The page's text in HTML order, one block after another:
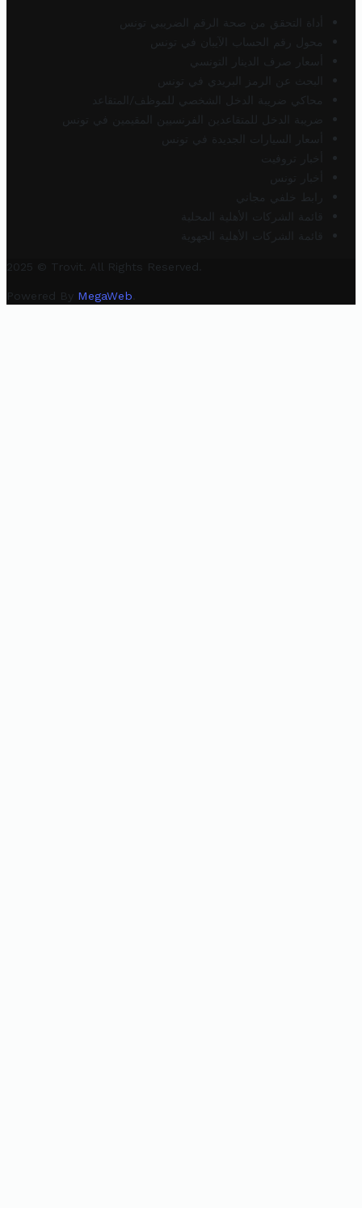
أداة التحقق من صحة الرقم الضريبي تونس
محول رقم الحساب الآيبان في تونس
أسعار صرف الدينار التونسي
البحث عن الرمز البريدي في تونس
محاكي ضريبة الدخل الشخصي للموظف/المتقاعد
ضريبة الدخل للمتقاعدين الفرنسيين المقيمين في تونس
أسعار السيارات الجديدة في تونس
أخبار تروفيت
أخبار تونس
رابط خلفي مجاني
قائمة الشركات الأهلية المحلية
قائمة الشركات الأهلية الجهوية
2025 © Trovit. All Rights Reserved.
Powered By MegaWeb